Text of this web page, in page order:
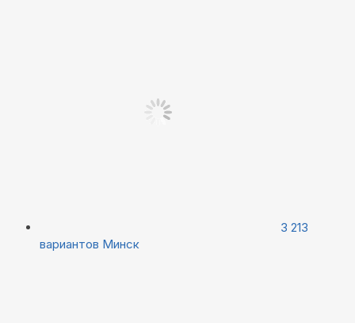
3 213
вариантов Минск